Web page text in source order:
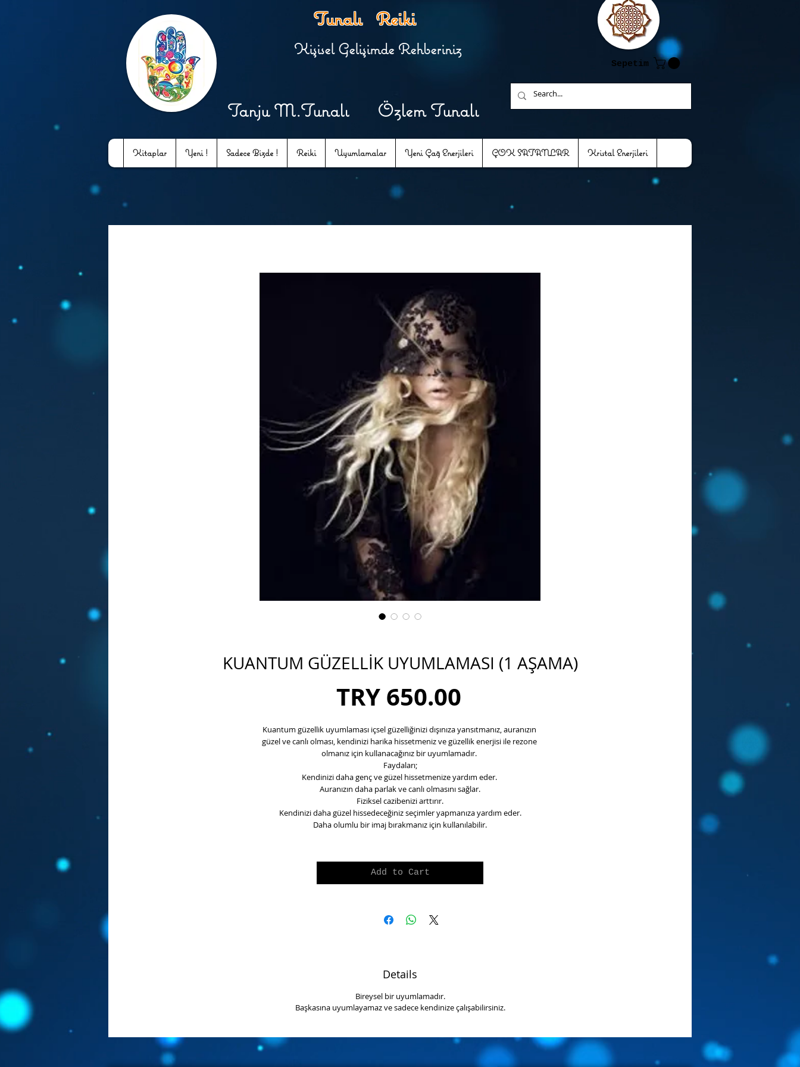
Tunalı Reiki
Kişisel Gelişimde Rehberiniz
Tanju M.Tunalı Özlem Tunalı
Sepetim
Kitaplar Yeni ! Sadece Bizde ! Reiki Uyumlamalar Yeni Çağ Enerjileri ÇOK SATANLAR Kristal Enerjileri
KUANTUM GÜZELLİK UYUMLAMASI (1 AŞAMA)
TRY 650.00Price
Kuantum güzellik uyumlaması içsel güzelliğinizi dışınıza yansıtmanız, auranızın
güzel ve canlı olması, kendinizi harika hissetmeniz ve güzellik enerjisi ile rezone
olmanız için kullanacağınız bir uyumlamadır.
Faydaları;
Kendinizi daha genç ve güzel hissetmenize yardım eder.
Auranızın daha parlak ve canlı olmasını sağlar.
Fiziksel cazibenizi arttırır.
Kendinizi daha güzel hissedeceğiniz seçimler yapmanıza yardım eder.
Daha olumlu bir imaj bırakmanız için kullanılabilir.
Add to Cart
Details
Bireysel bir uyumlamadır.
Başkasına uyumlayamaz ve sadece kendinize çalışabilirsiniz.